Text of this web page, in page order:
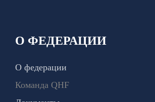
О ФЕДЕРАЦИИ
О федерации
Команда QHF